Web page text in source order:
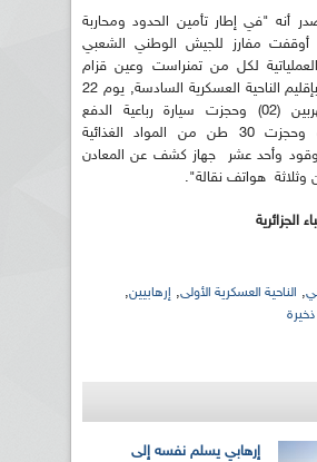
أنه "في إطار تأمين الحدود ومحاربة
أوقفت مفارز للجيش الوطني الشعبي
لكل من تمنراست وعين قزام
وبرج باجي مختار بإقليم الناحية العسكرية السادسة, يوم 22
جوان 2015, مهربين (02) وحجزت سيارة رباعية الدفع
وشاحنة مقطورة وحجزت 30 طن من المواد الغذائية
من الوقود وأحد عشر جهاز كشف عن المعادن
وثلاثة هواتف نقالة".
الجزائرية
, الناحية العسكرية الأولى, إرهابيين,
ذخيرة
إرهابي يسلم نفسه إلى